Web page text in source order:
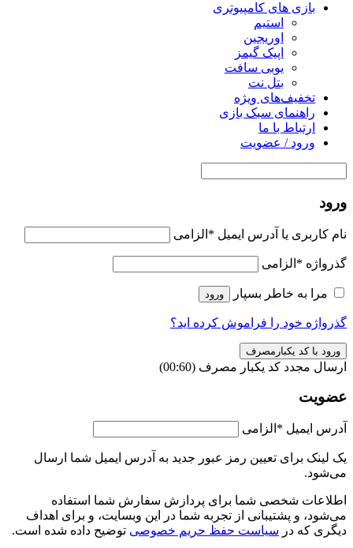
بازی های کامپیوتری
استیم
اوریجین
اپیک گیمز
یوبی سافت
بتل نت
تخفیف‌های ویژه
راهنمای سبک بازی
ارتباط با ما
ورود / عضویت
ورود
نام کاربری یا آدرس ایمیل * الزامی
گذرواژه * الزامی
مرا به خاطر بسپار ورود
گذرواژه خود را فراموش کرده اید؟
ورود با کد یکبارمصرف
ارسال مجدد کد یکبار مصرف (00:
60
)
عضویت
آدرس ایمیل * الزامی
یک لینک برای تعیین رمز عبور جدید به آدرس ایمیل شما ارسال
می‌شود.
اطلاعات شخصی شما برای پردازش سفارش شما استفاده
می‌شود، و پشتیبانی از تجربه شما در این وبسایت، و برای اهداف
دیگری که در سیاست حفظ حریم خصوصی توضیح داده شده است.